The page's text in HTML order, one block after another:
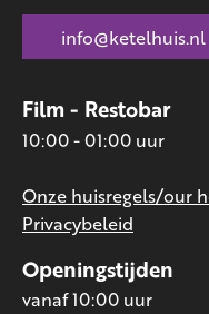
Openingstijden
vanaf 10:00 uur
Film - Restobar
10:00 - 01:00 uur
Onze huisregels/our
Privacybeleid
info@ketelhuis.nl